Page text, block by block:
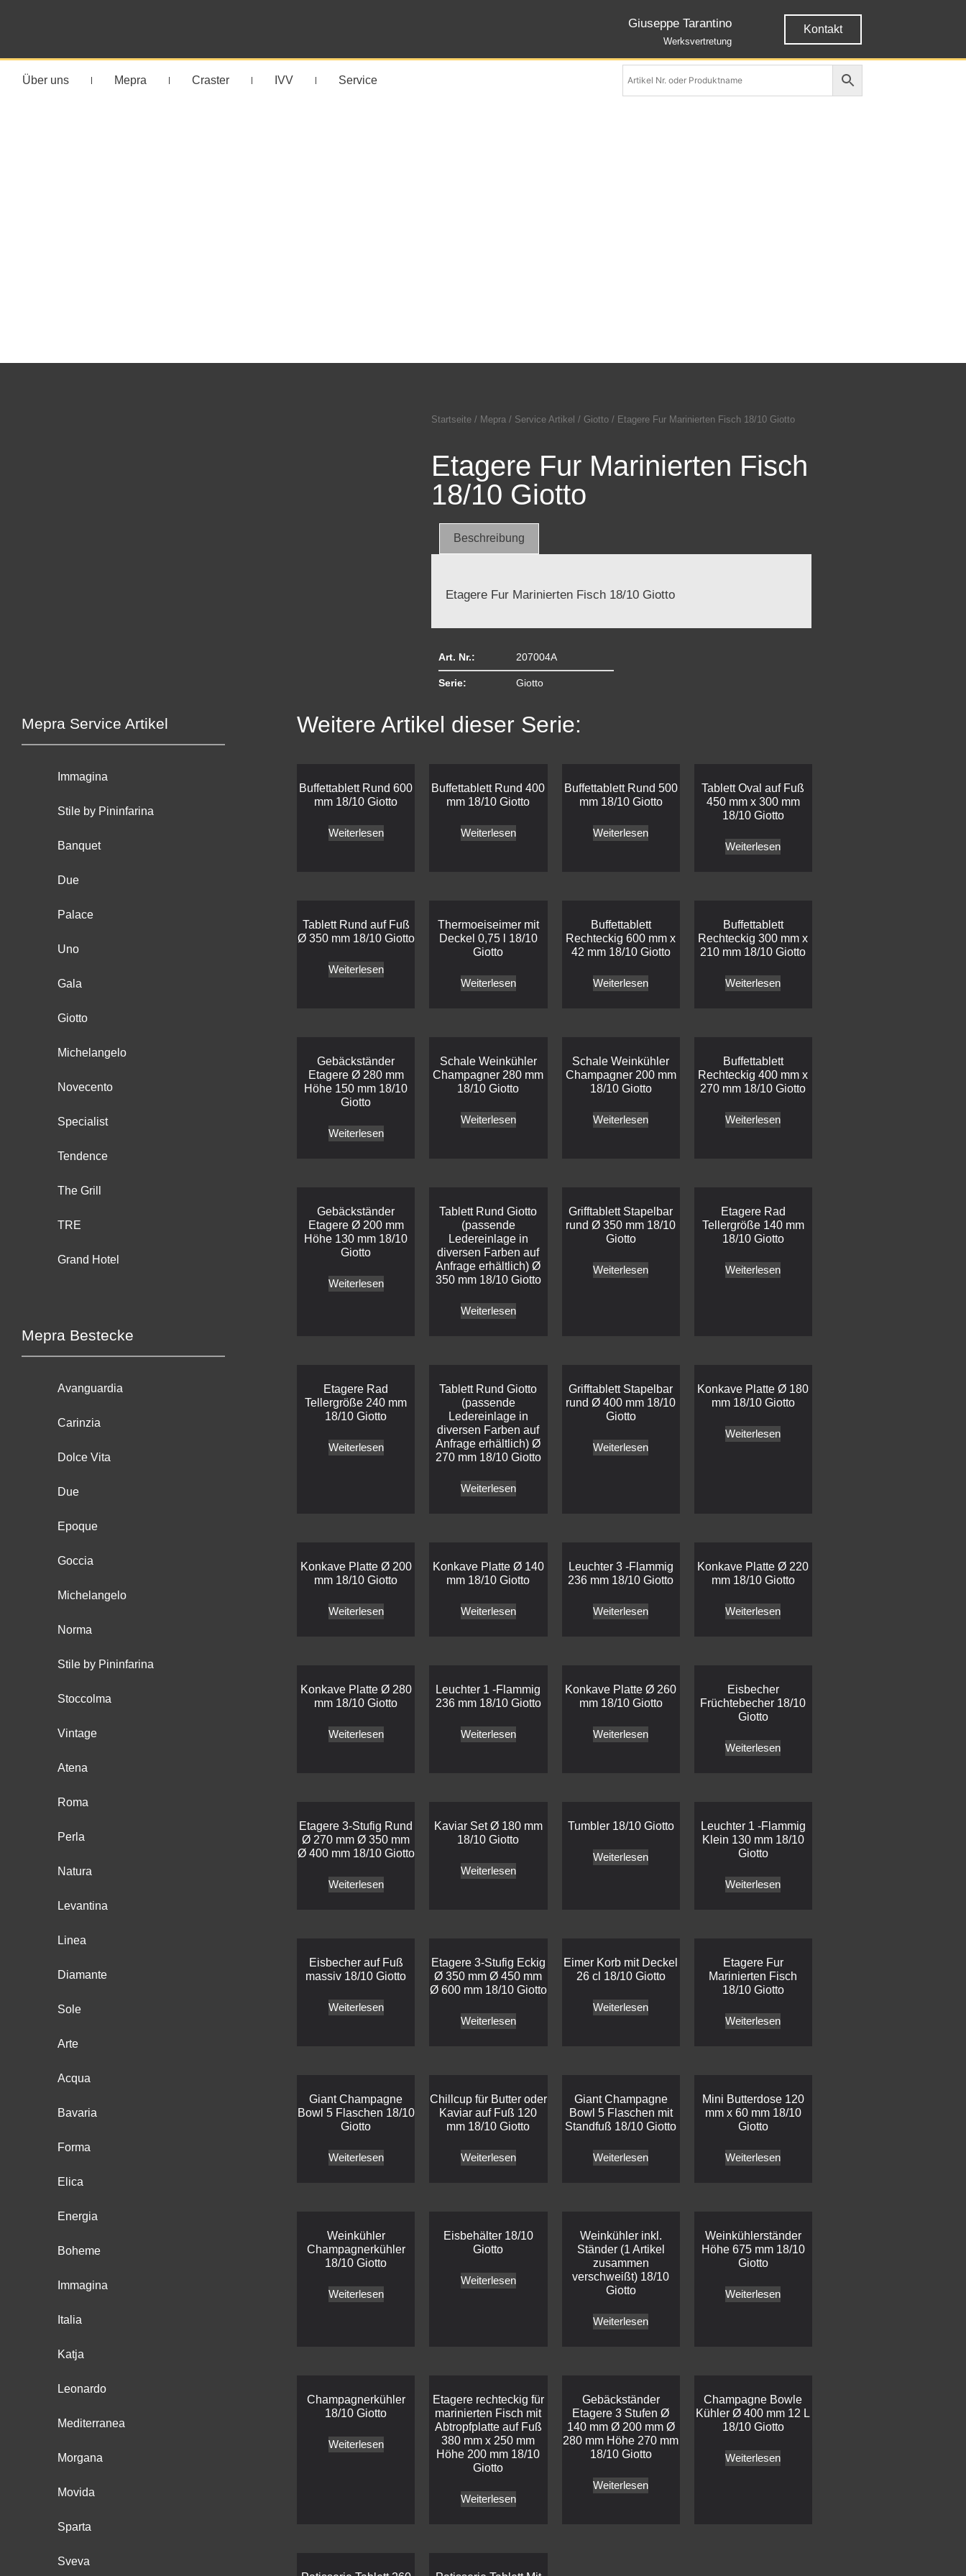
Giuseppe Tarantino
Werksvertretung
Kontakt
Über uns Mepra Craster IVV Service
Startseite / Mepra / Service Artikel / Giotto / Etagere Fur Marinierten Fisch 18/10 Giotto
Etagere Fur Marinierten Fisch
18/10 Giotto
Beschreibung
Etagere Fur Marinierten Fisch 18/10 Giotto
Art. Nr.: 207004A
Serie: Giotto
Mepra Service Artikel
Immagina
Stile by Pininfarina
Banquet
Due
Palace
Uno
Gala
Giotto
Michelangelo
Novecento
Specialist
Tendence
The Grill
TRE
Grand Hotel
Mepra Bestecke
Avanguardia
Carinzia
Dolce Vita
Due
Epoque
Goccia
Michelangelo
Norma
Stile by Pininfarina
Stoccolma
Vintage
Atena
Roma
Perla
Natura
Levantina
Linea
Diamante
Sole
Arte
Acqua
Bavaria
Forma
Elica
Energia
Boheme
Immagina
Italia
Katja
Leonardo
Mediterranea
Morgana
Movida
Sparta
Sveva
Weitere Artikel dieser Serie:
Buffettablett Rund 600
mm 18/10 Giotto
Weiterlesen
Buffettablett Rund 400
mm 18/10 Giotto
Weiterlesen
Buffettablett Rund 500
mm 18/10 Giotto
Weiterlesen
Tablett Oval auf Fuß
450 mm x 300 mm
18/10 Giotto
Weiterlesen
Tablett Rund auf Fuß
Ø 350 mm 18/10 Giotto
Weiterlesen
Thermoeiseimer mit
Deckel 0,75 l 18/10
Giotto
Weiterlesen
Buffettablett
Rechteckig 600 mm x
42 mm 18/10 Giotto
Weiterlesen
Buffettablett
Rechteckig 300 mm x
210 mm 18/10 Giotto
Weiterlesen
Gebäckständer
Etagere Ø 280 mm
Höhe 150 mm 18/10
Giotto
Weiterlesen
Schale Weinkühler
Champagner 280 mm
18/10 Giotto
Weiterlesen
Schale Weinkühler
Champagner 200 mm
18/10 Giotto
Weiterlesen
Buffettablett
Rechteckig 400 mm x
270 mm 18/10 Giotto
Weiterlesen
Gebäckständer
Etagere Ø 200 mm
Höhe 130 mm 18/10
Giotto
Weiterlesen
Tablett Rund Giotto
(passende
Ledereinlage in
diversen Farben auf
Anfrage erhältlich) Ø
350 mm 18/10 Giotto
Weiterlesen
Grifftablett Stapelbar
rund Ø 350 mm 18/10
Giotto
Weiterlesen
Etagere Rad
Tellergröße 140 mm
18/10 Giotto
Weiterlesen
Etagere Rad
Tellergröße 240 mm
18/10 Giotto
Weiterlesen
Tablett Rund Giotto
(passende
Ledereinlage in
diversen Farben auf
Anfrage erhältlich) Ø
270 mm 18/10 Giotto
Weiterlesen
Grifftablett Stapelbar
rund Ø 400 mm 18/10
Giotto
Weiterlesen
Konkave Platte Ø 180
mm 18/10 Giotto
Weiterlesen
Konkave Platte Ø 200
mm 18/10 Giotto
Weiterlesen
Konkave Platte Ø 140
mm 18/10 Giotto
Weiterlesen
Leuchter 3 -Flammig
236 mm 18/10 Giotto
Weiterlesen
Konkave Platte Ø 220
mm 18/10 Giotto
Weiterlesen
Konkave Platte Ø 280
mm 18/10 Giotto
Weiterlesen
Leuchter 1 -Flammig
236 mm 18/10 Giotto
Weiterlesen
Konkave Platte Ø 260
mm 18/10 Giotto
Weiterlesen
Eisbecher
Früchtebecher 18/10
Giotto
Weiterlesen
Etagere 3-Stufig Rund
Ø 270 mm Ø 350 mm
Ø 400 mm 18/10 Giotto
Weiterlesen
Kaviar Set Ø 180 mm
18/10 Giotto
Weiterlesen
Tumbler 18/10 Giotto
Weiterlesen
Leuchter 1 -Flammig
Klein 130 mm 18/10
Giotto
Weiterlesen
Eisbecher auf Fuß
massiv 18/10 Giotto
Weiterlesen
Etagere 3-Stufig Eckig
Ø 350 mm Ø 450 mm
Ø 600 mm 18/10 Giotto
Weiterlesen
Eimer Korb mit Deckel
26 cl 18/10 Giotto
Weiterlesen
Etagere Fur
Marinierten Fisch
18/10 Giotto
Weiterlesen
Giant Champagne
Bowl 5 Flaschen 18/10
Giotto
Weiterlesen
Chillcup für Butter oder
Kaviar auf Fuß 120
mm 18/10 Giotto
Weiterlesen
Giant Champagne
Bowl 5 Flaschen mit
Standfuß 18/10 Giotto
Weiterlesen
Mini Butterdose 120
mm x 60 mm 18/10
Giotto
Weiterlesen
Weinkühler
Champagnerkühler
18/10 Giotto
Weiterlesen
Eisbehälter 18/10
Giotto
Weiterlesen
Weinkühler inkl.
Ständer (1 Artikel
zusammen
verschweißt) 18/10
Giotto
Weiterlesen
Weinkühlerständer
Höhe 675 mm 18/10
Giotto
Weiterlesen
Champagnerkühler
18/10 Giotto
Weiterlesen
Etagere rechteckig für
marinierten Fisch mit
Abtropfplatte auf Fuß
380 mm x 250 mm
Höhe 200 mm 18/10
Giotto
Weiterlesen
Gebäckständer
Etagere 3 Stufen Ø
140 mm Ø 200 mm Ø
280 mm Höhe 270 mm
18/10 Giotto
Weiterlesen
Champagne Bowle
Kühler Ø 400 mm 12 L
18/10 Giotto
Weiterlesen